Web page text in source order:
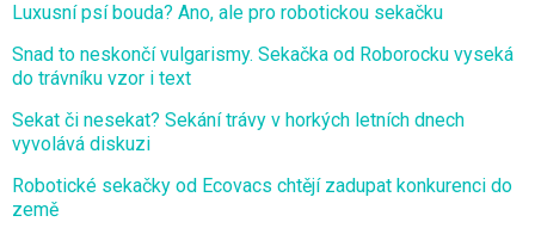
Luxusní psí bouda? Ano, ale pro robotickou sekačku
Snad to neskončí vulgarismy. Sekačka od Roborocku vyseká
do trávníku vzor i text
Sekat či nesekat? Sekání trávy v horkých letních dnech
vyvolává diskuzi
Robotické sekačky od Ecovacs chtějí zadupat konkurenci do
země